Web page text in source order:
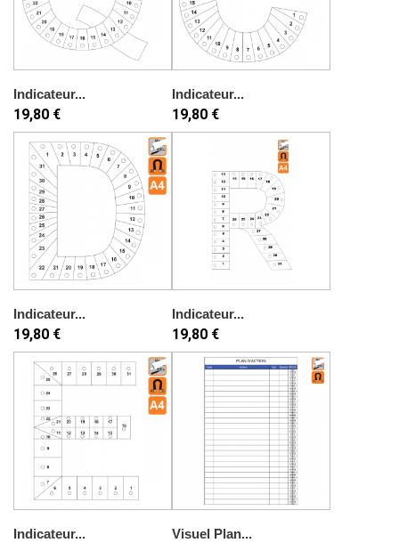
Indicateur...
19,80 €
Indicateur...
19,80 €
Indicateur...
19,80 €
Indicateur...
19,80 €
Indicateur... Visuel Plan...